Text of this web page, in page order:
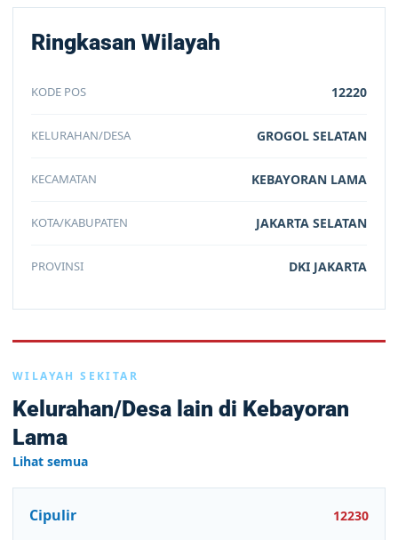
Ringkasan Wilayah
KODE POS 12220
KELURAHAN/DESA GROGOL SELATAN
KECAMATAN KEBAYORAN LAMA
KOTA/KABUPATEN JAKARTA SELATAN
PROVINSI DKI JAKARTA
WILAYAH SEKITAR
Kelurahan/Desa lain di Kebayoran
Lama
Lihat semua
Cipulir 12230